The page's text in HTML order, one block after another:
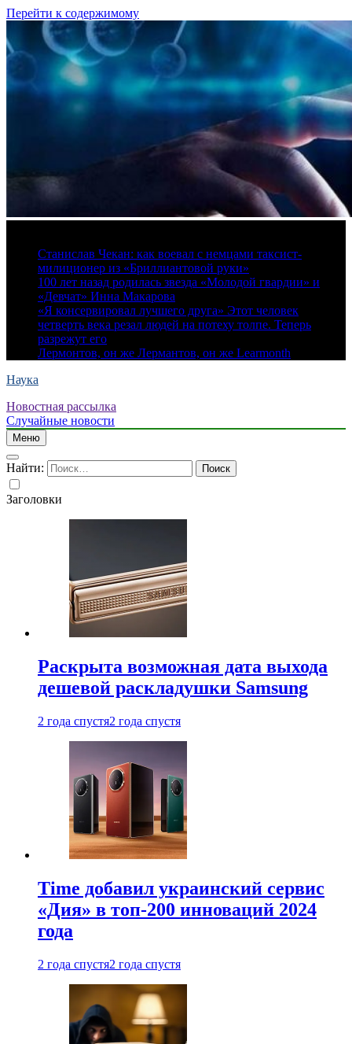
Перейти к содержимому
Станислав Чекан: как воевал с немцами таксист-
милиционер из «Бриллиантовой руки»
100 лет назад родилась звезда «Молодой гвардии» и
«Девчат» Инна Макарова
«Я консервировал лучшего друга» Этот человек
четверть века резал людей на потеху толпе. Теперь
разрежут его
Лермонтов, он же Лермантов, он же Learmonth
Наука
Новостная рассылка
Случайные новости
Меню
Найти:
Заголовки
Раскрыта возможная дата выхода
дешевой раскладушки Samsung
2 года спустя2 года спустя
Time добавил украинский сервис
«Дия» в топ-200 инноваций 2024
года
2 года спустя2 года спустя